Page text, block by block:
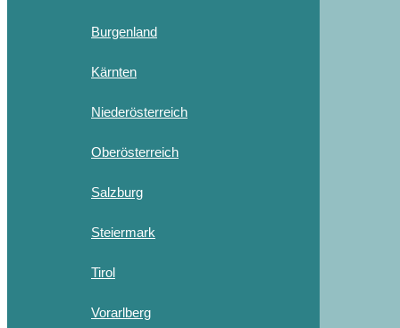
Burgenland
Kärnten
Niederösterreich
Oberösterreich
Salzburg
Steiermark
Tirol
Vorarlberg